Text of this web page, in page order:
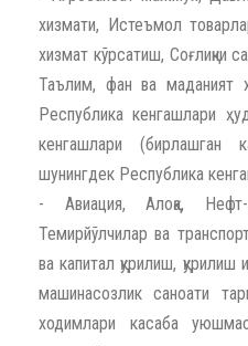
хизмати, Истеъмол
хизмат кўрсатиш, Соғлиқни
Таълим, фан ва маданият
Республика кенгашлари
кенгашлари (бирлашган
шунингдек Республика
- Авиация, Алоқа,
Темирйўлчилар ва
ва капитал қурилиш,
машинасозлик саноати
ходимлари касаба